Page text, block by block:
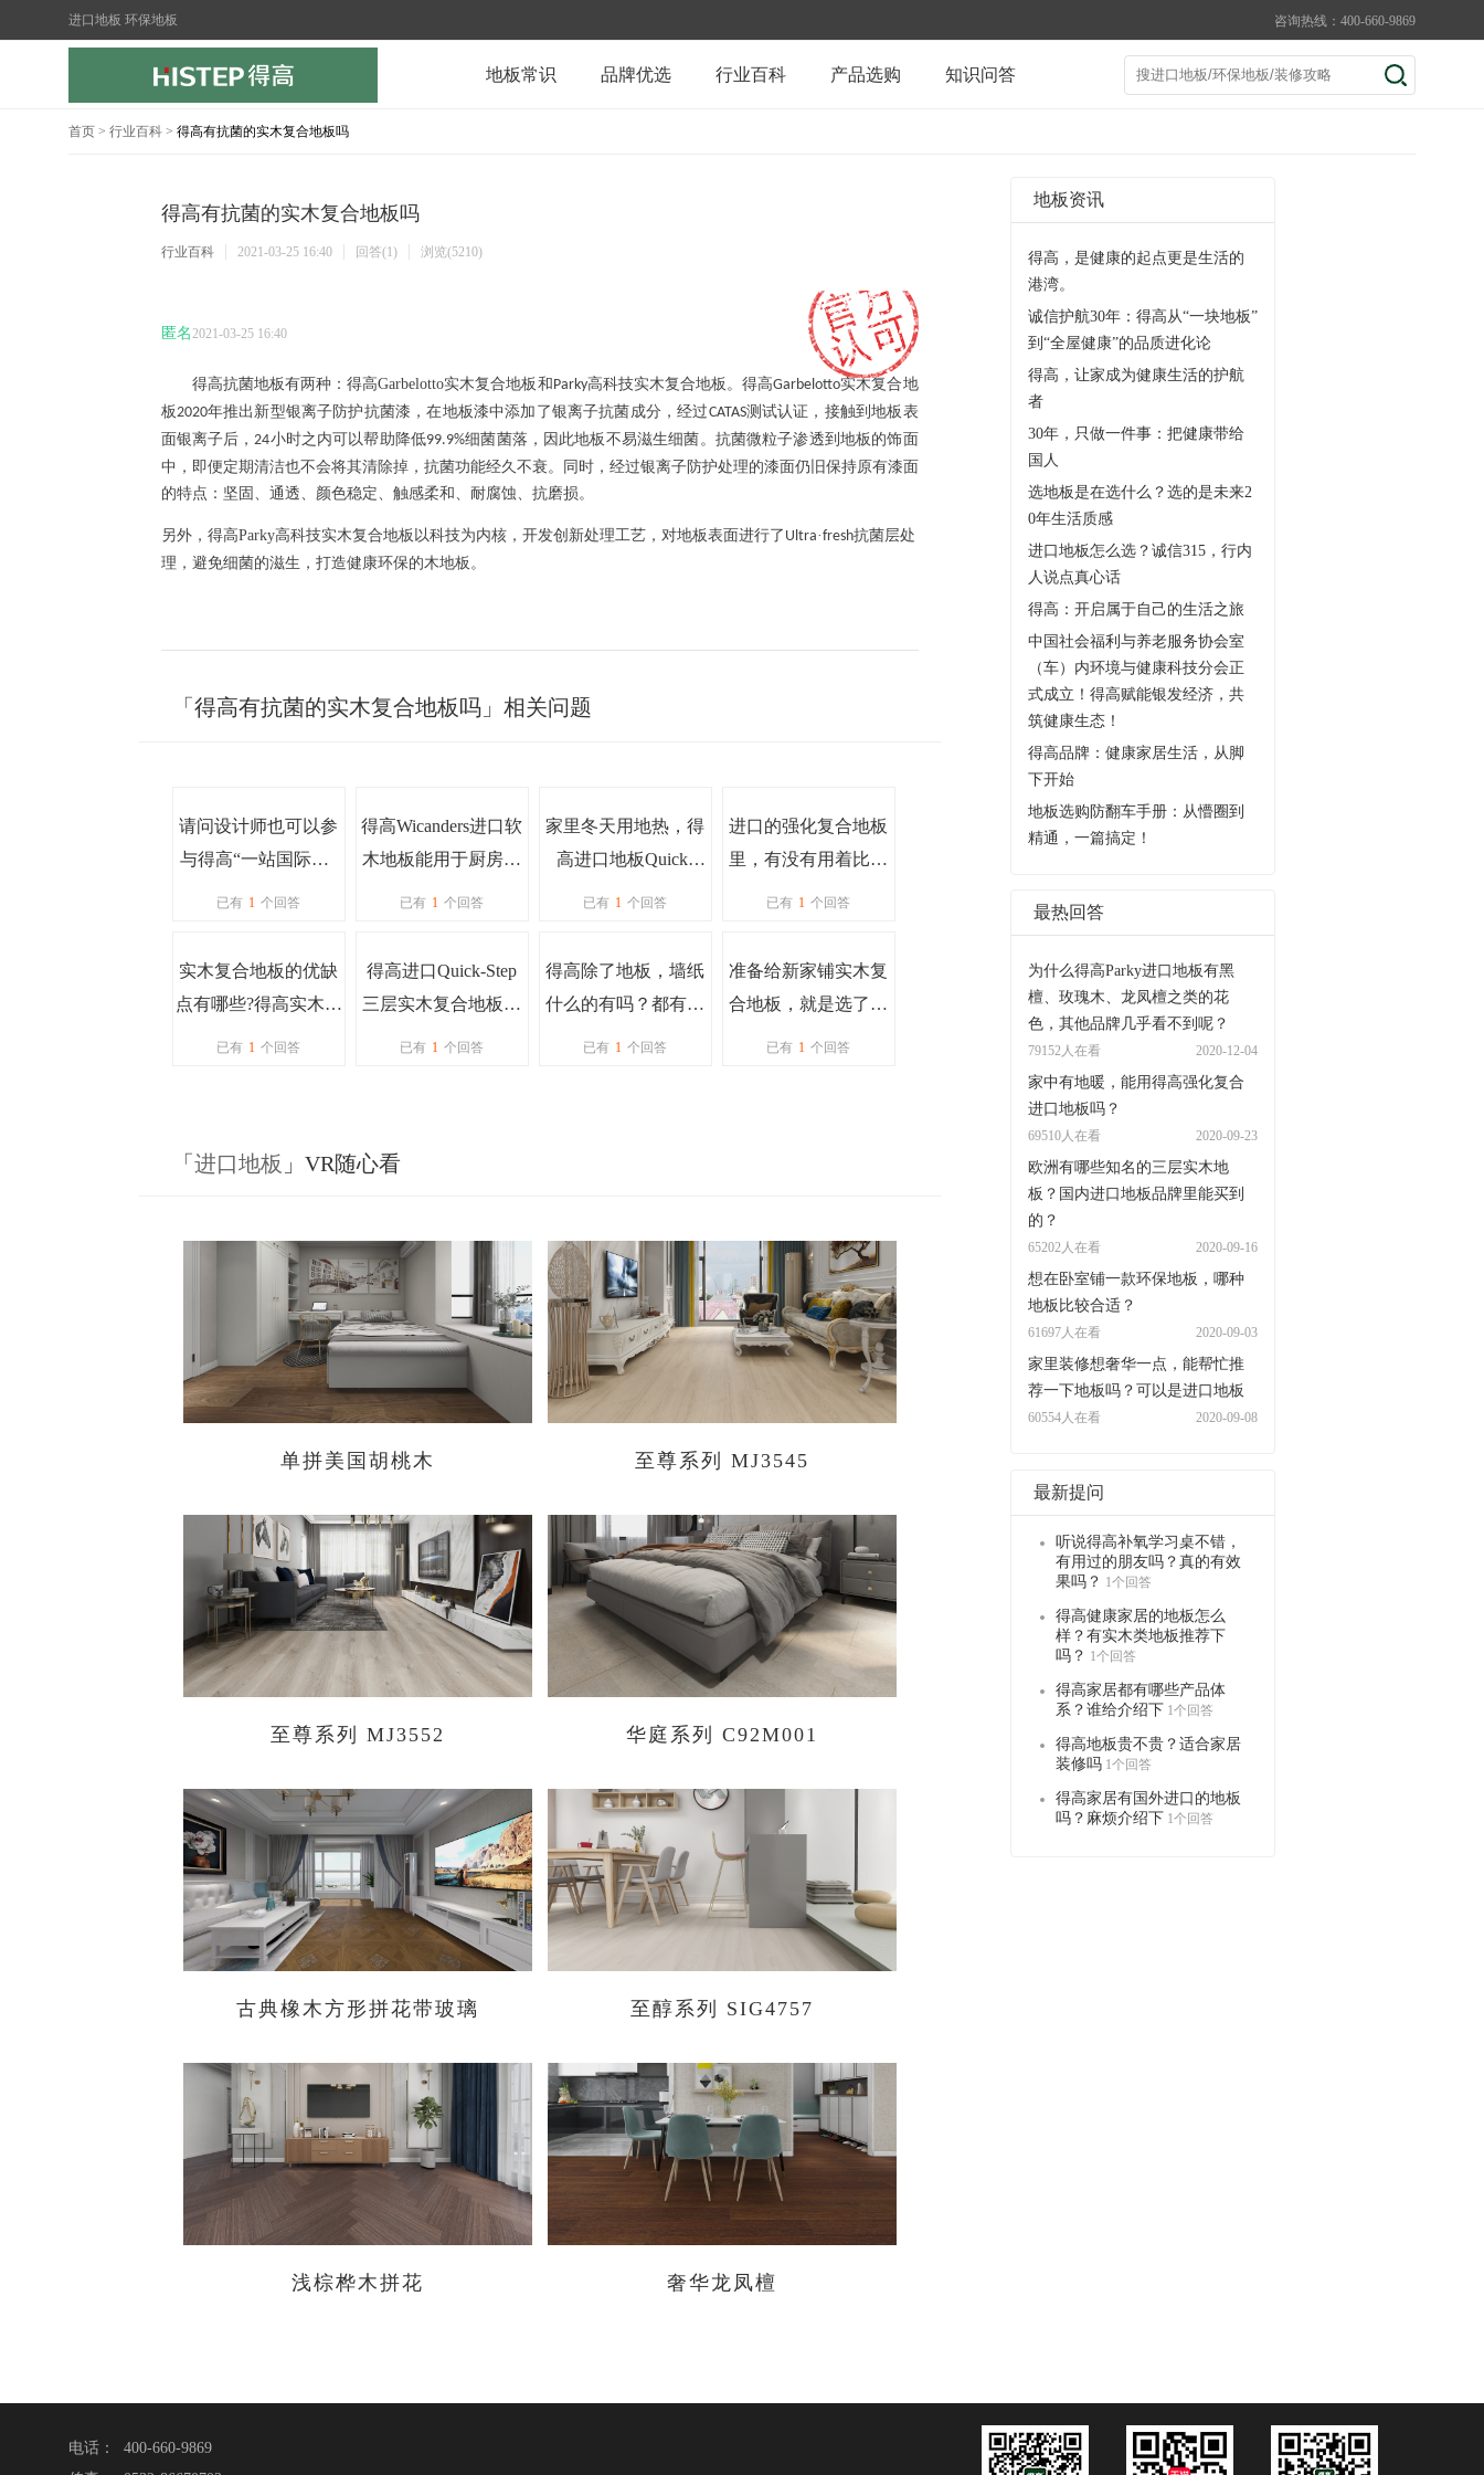
进口地板 环保地板 咨询热线：400-660-9869
地板常识 品牌优选 行业百科 产品选购 知识问答
首页 > 行业百科 > 得高有抗菌的实木复合地板吗
得高有抗菌的实木复合地板吗
行业百科 2021-03-25 16:40 回答(1) 浏览(5210)
匿名2021-03-25 16:40
得高抗菌地板有两种：得高Garbelotto实木复合地板和 Parky高科技实木复合地板。得高Garbelotto实木复合地
板2020年推出新型银离子防护抗菌漆，在地板漆中添加了银离子抗菌成分，经过CATAS测试认证，接触到地板表
面银离子后，24小时之内可以帮助降低99.9%细菌菌落，因此地板不易滋生细菌。抗菌微粒子渗透到地板的饰面
中，即便定期清洁也不会将其清除掉，抗菌功能经久不衰。同时，经过银离子防护处理的漆面仍旧保持原有漆面
的特点：坚固、通透、颜色稳定、触感柔和、耐腐蚀、抗磨损。
另外，得高Parky高科技实木复合地板以科技为内核，开发创新处理工艺，对地板表面进行了 Ultra·fresh抗菌层处
理，避免细菌的滋生，打造健康环保的木地板。
「得高有抗菌的实木复合地板吗」相关问题
请问设计师也可以参
与得高“一站国际家”
活动吗？还挺感兴趣
已有 1 个回答
得高Wicanders进口软
木地板能用于厨房和
卫生间吗？
已有 1 个回答
家里冬天用地热，得
高进口地板Quick-
Step强化木地板适用
已有 1 个回答
进口的强化复合地板
里，有没有用着比较
不错的牌子？
已有 1 个回答
实木复合地板的优缺
点有哪些?得高实木地
板有什么优点?
已有 1 个回答
得高进口Quick-Step
三层实木复合地板大
家推荐购买吗？
已有 1 个回答
得高除了地板，墙纸
什么的有吗？都有哪
些系列？
已有 1 个回答
准备给新家铺实木复
合地板，就是选了好
久也没头绪，大家有
已有 1 个回答
「 进口地板 」VR随心看
单拼美国胡桃木
至尊系列 MJ3552
古典橡木方形拼花带玻璃
浅棕桦木拼花
至尊系列 MJ3545
华庭系列 C92M001
至醇系列 SIG4757
奢华龙凤檀
地板资讯
得高，是健康的起点更是生活的
港湾。
诚信护航30年：得高从“一块地板”
到“全屋健康”的品质进化论
得高，让家成为健康生活的护航
者
30年，只做一件事：把健康带给
国人
选地板是在选什么？选的是未来2
0年生活质感
进口地板怎么选？诚信315，行内
人说点真心话
得高：开启属于自己的生活之旅
中国社会福利与养老服务协会室
（车）内环境与健康科技分会正
式成立！得高赋能银发经济，共
筑健康生态！
得高品牌：健康家居生活，从脚
下开始
地板选购防翻车手册：从懵圈到
精通，一篇搞定！
最热回答
为什么得高Parky进口地板有黑
檀、玫瑰木、龙凤檀之类的花
色，其他品牌几乎看不到呢？
79152人在看 2020-12-04
家中有地暖，能用得高强化复合
进口地板吗？
69510人在看 2020-09-23
欧洲有哪些知名的三层实木地
板？国内进口地板品牌里能买到
的？
65202人在看 2020-09-16
想在卧室铺一款环保地板，哪种
地板比较合适？
61697人在看 2020-09-03
家里装修想奢华一点，能帮忙推
荐一下地板吗？可以是进口地板
60554人在看 2020-09-08
最新提问
听说得高补氧学习桌不错，
有用过的朋友吗？真的有效
果吗？ 1个回答
得高健康家居的地板怎么
样？有实木类地板推荐下
吗？ 1个回答
得高家居都有哪些产品体
系？谁给介绍下 1个回答
得高地板贵不贵？适合家居
装修吗 1个回答
得高家居有国外进口的地板
吗？麻烦介绍下 1个回答
电话： 400-660-9869